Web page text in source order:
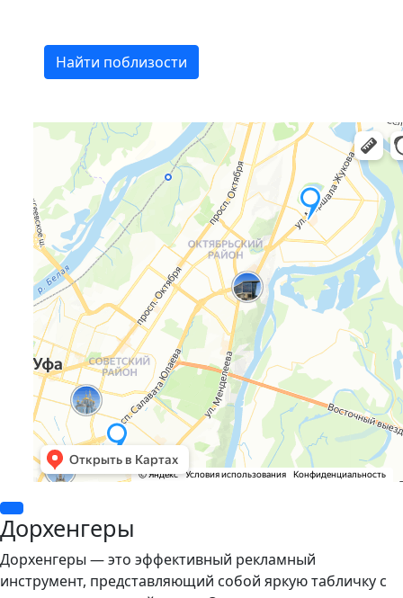
Найти поблизости
Дорхенгеры
Дорхенгеры — это эффективный рекламный
инструмент, представляющий собой яркую табличку с